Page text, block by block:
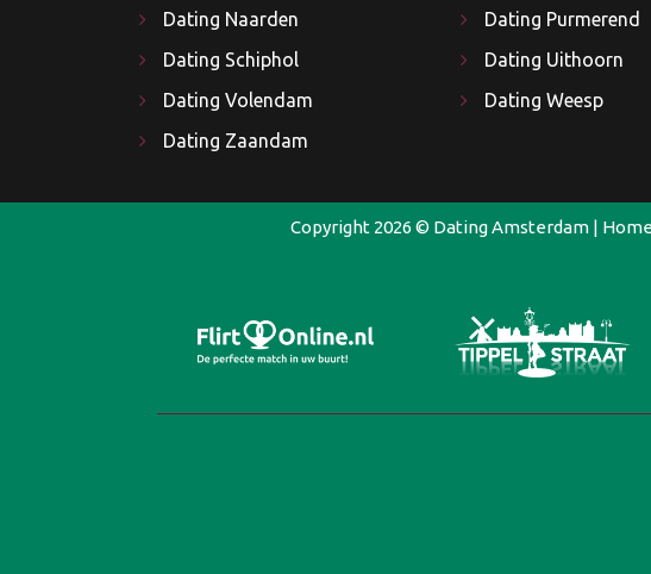
Dating Naarden
Dating Purmerend
Dating Schiphol
Dating Uithoorn
Dating Volendam
Dating Weesp
Dating Zaandam
Copyright 2026 © Dating Amsterdam|